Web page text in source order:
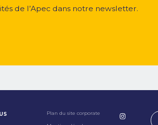
de l’Apec dans notre newsletter.
Plan du site corporate